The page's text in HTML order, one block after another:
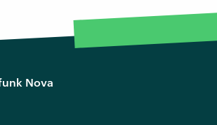
Nova